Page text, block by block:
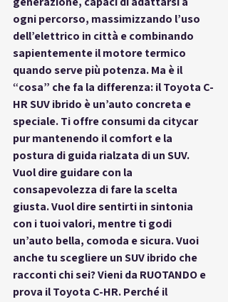
ogni percorso, massimizzando l’uso
dell’elettrico in città e combinando
sapientemente il motore termico
quando serve più potenza. Ma è il
“cosa” che fa la differenza: il Toyota C-
HR SUV ibrido è un’auto concreta e
speciale. Ti offre consumi da citycar
pur mantenendo il comfort e la
postura di guida rialzata di un SUV.
Vuol dire guidare con la
consapevolezza di fare la scelta
giusta. Vuol dire sentirti in sintonia
con i tuoi valori, mentre ti godi
un’auto bella, comoda e sicura. Vuoi
anche tu scegliere un SUV ibrido che
racconti chi sei? Vieni da RUOTANDO e
prova il Toyota C-HR. Perché il